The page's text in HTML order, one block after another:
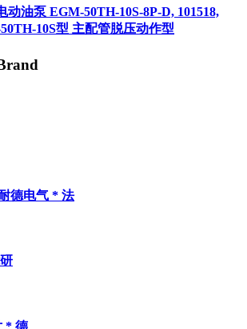
动油泵 EGM-50TH-10S-8P-D, 101518,
10S型 主配管脱压动作型
德电气 * 法
* 德